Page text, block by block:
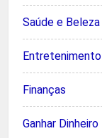
Saúde e Beleza
Entretenimento
Finanças
Ganhar Dinheiro